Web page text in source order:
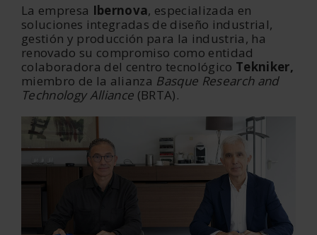
La empresa Ibernova, especializada en
soluciones integradas de diseño industrial,
gestión y producción para la industria, ha
renovado su compromiso como entidad
colaboradora del centro tecnológico Tekniker,
miembro de la alianza Basque Research and
Technology Alliance (BRTA).